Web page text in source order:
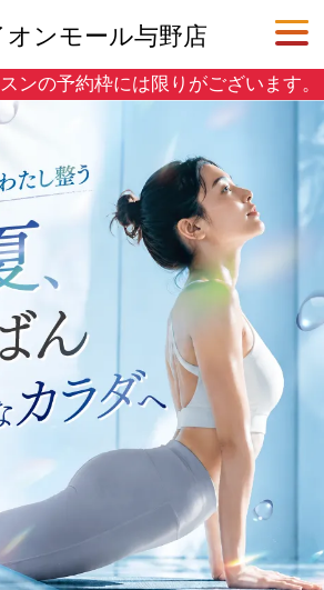
オンモール与野店
ンの予約枠には限りがございます。